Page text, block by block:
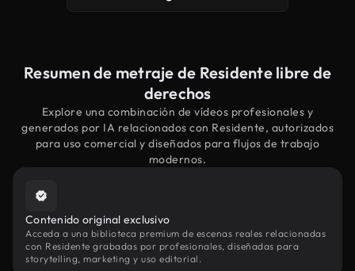
Resumen de metraje de Residente libre de
derechos
Explore una combinación de vídeos profesionales y
generados por IA relacionados con Residente, autorizados
para uso comercial y diseñados para flujos de trabajo
modernos.
Contenido original exclusivo
Acceda a una biblioteca premium de escenas reales relacionadas
con Residente grabadas por profesionales, diseñadas para
storytelling, marketing y uso editorial.